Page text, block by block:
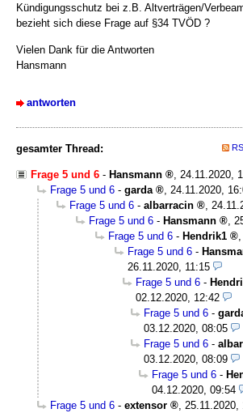
Kündigungsschutz bei z.B. Altverträgen/
bezieht sich diese Frage auf §34 TVÖD ?
Vielen Dank für die Antworten
Hansmann
antworten
gesamter Thread:
Frage 5 und 6 - Hansmann
24.11.2020,
Frage 5 und 6 - garda
24.11.2020,
Frage 5 und 6 - albarracin
Frage 5 und 6 - Hansmann
Frage 5 und 6 - Hendrik1
Frage 5 und 6 -
26.11.2020, 11:15
Frage 5 und 6 -
02.12.2020, 12:42
Frage 5 und 6 -
03.12.2020, 08:05
Frage 5 und 6 -
03.12.2020, 08:09
Frage 5 und 6 -
04.12.2020, 09:54
Frage 5 und 6 - extensor 25.11.2020,